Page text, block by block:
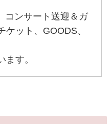
コンサート送迎＆ガ
ケット、GOODS、
ます。